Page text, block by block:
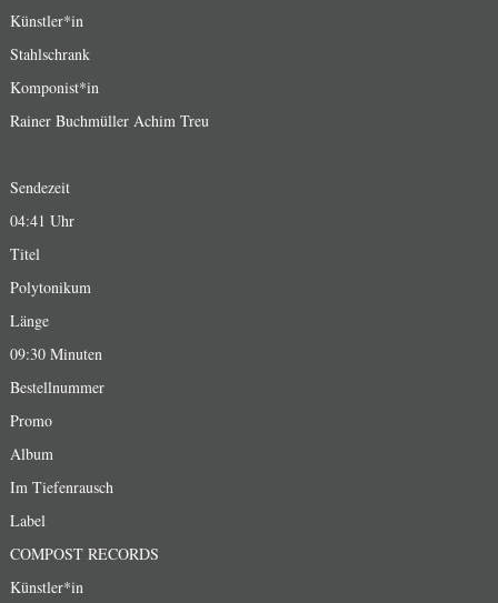
Künstler*in
Stahlschrank
Komponist*in
Rainer Buchmüller Achim Treu
Sendezeit
04:41 Uhr
Titel
Polytonikum
Länge
09:30 Minuten
Bestellnummer
Promo
Album
Im Tiefenrausch
Label
COMPOST RECORDS
Künstler*in